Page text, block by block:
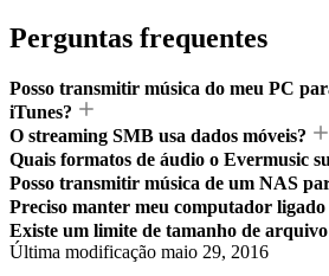
Perguntas frequentes
Posso transmitir música do meu PC
iTunes?
O streaming SMB usa dados móveis?
Quais formatos de áudio o Evermusic
Posso transmitir música de um NAS
Preciso manter meu computador
Existe um limite de tamanho de
Última modificação maio 29, 2016